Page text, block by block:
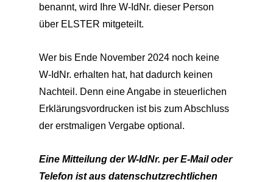
benannt, wird Ihre W-IdNr. dieser Person
über ELSTER mitgeteilt.
Wer bis Ende November 2024 noch keine
W-IdNr. erhalten hat, hat dadurch keinen
Nachteil. Denn eine Angabe in steuerlichen
Erklärungsvordrucken ist bis zum Abschluss
der erstmaligen Vergabe optional.
Eine Mitteilung der W-IdNr. per E-Mail oder
Telefon ist aus datenschutzrechtlichen